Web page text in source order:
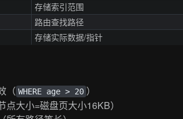
存储索引范围
路由查找路径
存储实际数据/指针
（ WHERE age > 20 ）
点大小=磁盘页大小16KB）